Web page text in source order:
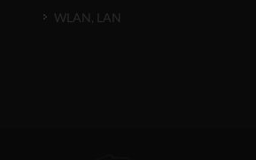
WLAN, LAN